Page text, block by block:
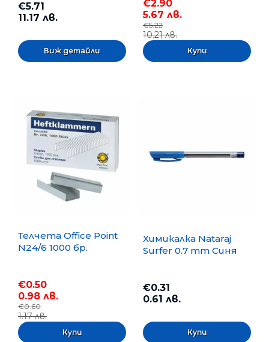
€5.71
11.17 лв.
Виж детайли
€2.90
5.67 лв.
€5.22
10.21 лв.
Телчета Office Point
N24/6 1000 бр.
€0.50
0.98 лв.
€0.60
1.17 лв.
Химикалка Nataraj
Surfer 0.7 mm Синя
€0.31
0.61 лв.